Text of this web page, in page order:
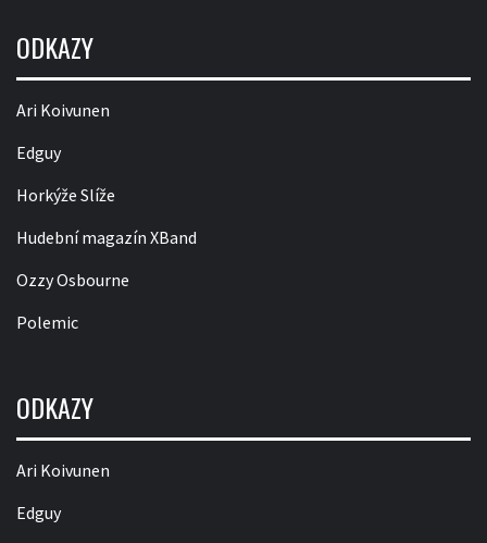
ODKAZY
Ari Koivunen
Edguy
Horkýže Slíže
Hudební magazín XBand
Ozzy Osbourne
Polemic
ODKAZY
Ari Koivunen
Edguy